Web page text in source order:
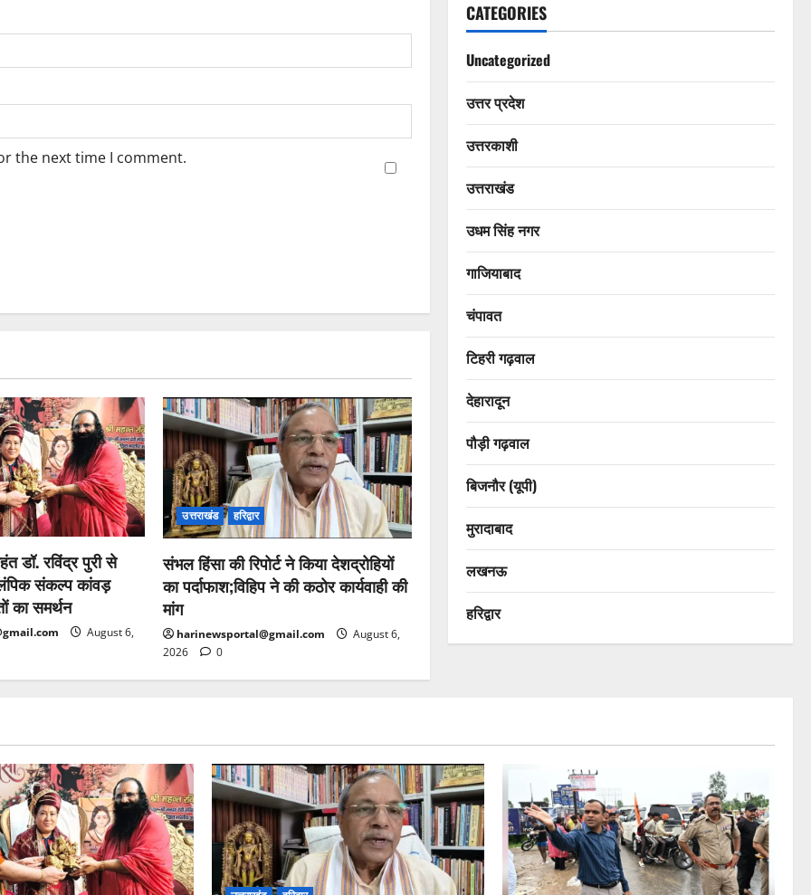
the next time I comment.
डॉ. रविंद्र पुरी से
संकल्प कांवड़
का समर्थन
August 6,
उत्तराखंड हरिद्वार
संभल हिंसा की रिपोर्ट ने किया देशद्रोहियों
का पर्दाफाश;विहिप ने की कठोर कार्यवाही की
मांग
harinewsportal@gmail.com
August 6,
2026
0
CATEGORIES
Uncategorized
उत्तर प्रदेश
उत्तरकाशी
उत्तराखंड
उधम सिंह नगर
गाजियाबाद
चंपावत
टिहरी गढ़वाल
देहारादून
पौड़ी गढ़वाल
बिजनौर (यूपी)
मुरादाबाद
लखनऊ
हरिद्वार